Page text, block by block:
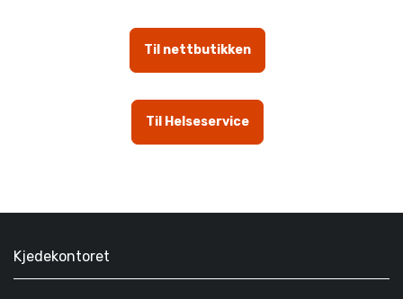
Til nettbutikken
Til Helseservice
Kjedekontoret